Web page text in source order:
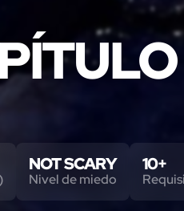
NOT SCARY
Nivel de miedo
10+